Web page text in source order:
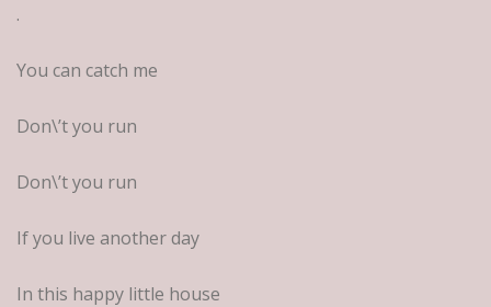
.
You can catch me
Don\’t you run
Don\’t you run
If you live another day
In this happy little house